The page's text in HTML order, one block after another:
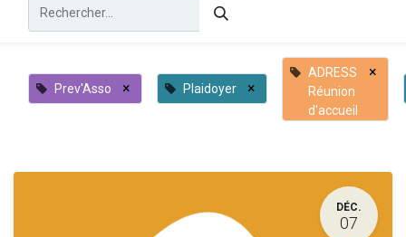
Prev'Asso × Plaidoyer ×
ADRESS
Réunion
d'accueil
×
DÉC.
07